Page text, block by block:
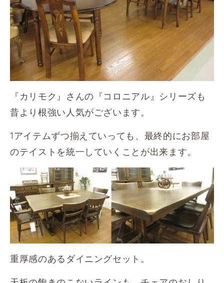
『カリモク』さんの『コロニアル』シリーズも
昔より根強い人気がございます。
1アイテムずつ揃えていっても、最終的にお部屋
のテイストを統一していくことが出来ます。
重厚感のあるダイニングセット。